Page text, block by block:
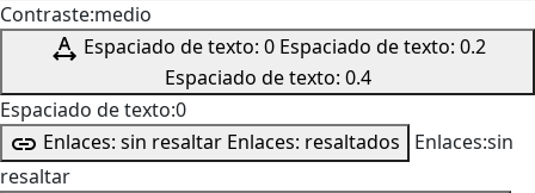
Contraste:medio
Espaciado de texto: 0 Espaciado de texto: 0.2
Espaciado de texto: 0.4
Espaciado de texto:0
Enlaces: sin resaltar Enlaces: resaltados
Enlaces:sin
resaltar